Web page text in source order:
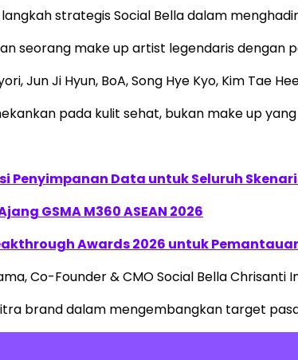
strategis Social Bella dalam
seorang make up artist legendaris dengan
Jun Ji Hyun, BoA, Song Hye Kyo, Kim Tae
pada kulit sehat, bukan make up
Penyimpanan Data untuk Seluruh
GSMA M360 ASEAN 2026
Awards 2026 untuk
Co-Founder & CMO Social Bella
brand dalam mengembangkan target